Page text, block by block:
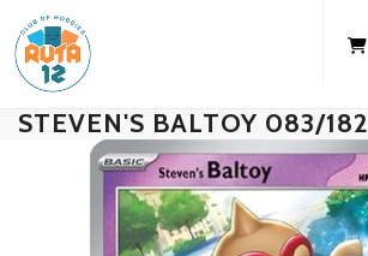
STEVEN'S BALTOY 083/182